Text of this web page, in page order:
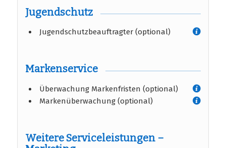
Jugendschutz
Jugendschutzbeauftragter (optional)
Markenservice
Überwachung Markenfristen (optional)
Markenüberwachung (optional)
Weitere Serviceleistungen –